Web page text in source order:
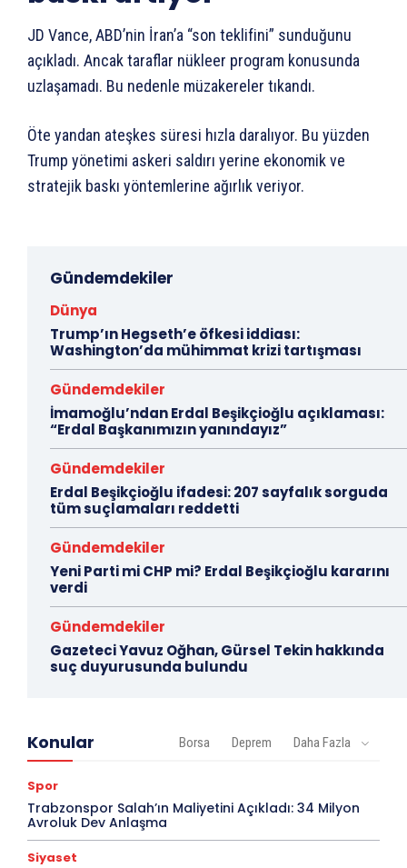
JD Vance, ABD’nin İran’a “son teklifini” sunduğunu
açıkladı. Ancak taraflar nükleer program konusunda
uzlaşamadı. Bu nedenle müzakereler tıkandı.
Öte yandan ateşkes süresi hızla daralıyor. Bu yüzden
Trump yönetimi askeri saldırı yerine ekonomik ve
stratejik baskı yöntemlerine ağırlık veriyor.
Gündemdekiler
Dünya
Trump’ın Hegseth’e öfkesi iddiası:
Washington’da mühimmat krizi tartışması
Gündemdekiler
İmamoğlu’ndan Erdal Beşikçioğlu açıklaması:
“Erdal Başkanımızın yanındayız”
Gündemdekiler
Erdal Beşikçioğlu ifadesi: 207 sayfalık sorguda
tüm suçlamaları reddetti
Gündemdekiler
Yeni Parti mi CHP mi? Erdal Beşikçioğlu kararını
verdi
Gündemdekiler
Gazeteci Yavuz Oğhan, Gürsel Tekin hakkında
suç duyurusunda bulundu
Konular Borsa Deprem Daha Fazla
Spor
Trabzonspor Salah’ın Maliyetini Açıkladı: 34 Milyon
Avroluk Dev Anlaşma
Siyaset